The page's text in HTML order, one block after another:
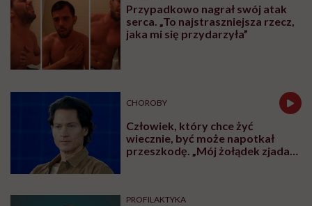
Przypadkowo nagrał swój atak
serca. „To najstraszniejsza rzecz,
jaka mi się przydarzyła”
CHOROBY
Człowiek, który chce żyć
wiecznie, być może napotkał
przeszkodę. „Mój żołądek zjada
PROFILAKTYKA